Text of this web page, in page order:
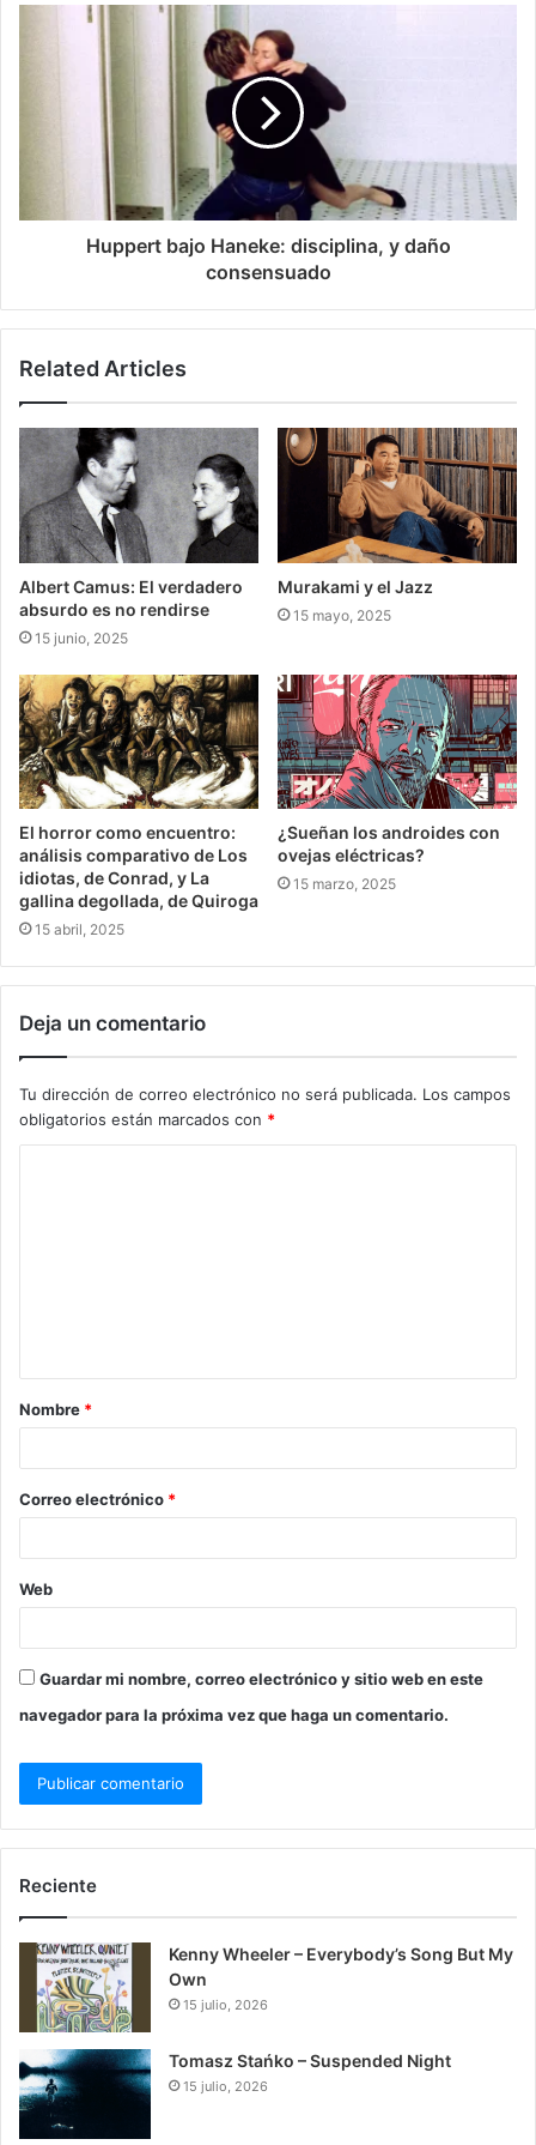
Huppert bajo Haneke: disciplina, y daño
consensuado
Related Articles
Albert Camus: El verdadero
absurdo es no rendirse
15 junio, 2025
Murakami y el Jazz
15 mayo, 2025
El horror como encuentro:
análisis comparativo de Los
idiotas, de Conrad, y La
gallina degollada, de Quiroga
15 abril, 2025
¿Sueñan los androides con
ovejas eléctricas?
15 marzo, 2025
Deja un comentario
Tu dirección de correo electrónico no será publicada. Los campos
obligatorios están marcados con *
Nombre *
Correo electrónico *
Web
Guardar mi nombre, correo electrónico y sitio web en este
navegador para la próxima vez que haga un comentario.
Reciente
Kenny Wheeler – Everybody’s Song But My
Own
15 julio, 2026
Tomasz Stańko – Suspended Night
15 julio, 2026